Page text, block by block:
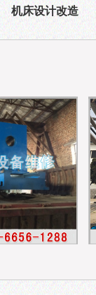
机床设计改造